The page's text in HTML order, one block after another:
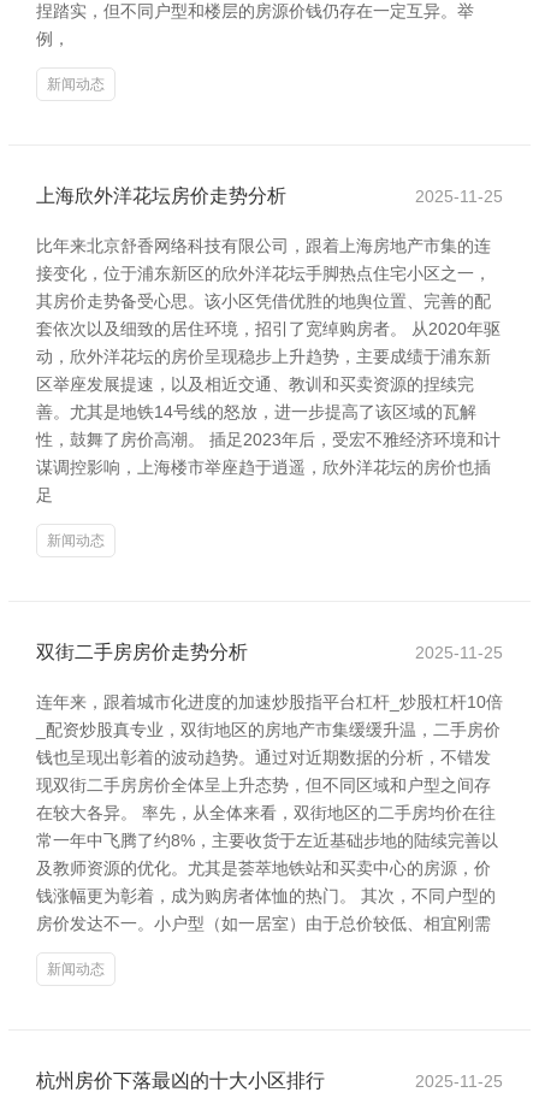
捏踏实，但不同户型和楼层的房源价钱仍存在一定互异。举
例，
新闻动态
上海欣外洋花坛房价走势分析 2025-11-25
比年来北京舒香网络科技有限公司，跟着上海房地产市集的连
接变化，位于浦东新区的欣外洋花坛手脚热点住宅小区之一，
其房价走势备受心思。该小区凭借优胜的地舆位置、完善的配
套依次以及细致的居住环境，招引了宽绰购房者。 从2020年驱
动，欣外洋花坛的房价呈现稳步上升趋势，主要成绩于浦东新
区举座发展提速，以及相近交通、教训和买卖资源的捏续完
善。尤其是地铁14号线的怒放，进一步提高了该区域的瓦解
性，鼓舞了房价高潮。 插足2023年后，受宏不雅经济环境和计
谋调控影响，上海楼市举座趋于逍遥，欣外洋花坛的房价也插
足
新闻动态
双街二手房房价走势分析 2025-11-25
连年来，跟着城市化进度的加速炒股指平台杠杆_炒股杠杆10倍
_配资炒股真专业，双街地区的房地产市集缓缓升温，二手房价
钱也呈现出彰着的波动趋势。通过对近期数据的分析，不错发
现双街二手房房价全体呈上升态势，但不同区域和户型之间存
在较大各异。 率先，从全体来看，双街地区的二手房均价在往
常一年中飞腾了约8%，主要收货于左近基础步地的陆续完善以
及教师资源的优化。尤其是荟萃地铁站和买卖中心的房源，价
钱涨幅更为彰着，成为购房者体恤的热门。 其次，不同户型的
房价发达不一。小户型（如一居室）由于总价较低、相宜刚需
新闻动态
杭州房价下落最凶的十大小区排行 2025-11-25